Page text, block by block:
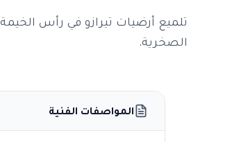
تلميع أرضيات تيرازو في رأس
الصخرية.
المواصفات الفنية